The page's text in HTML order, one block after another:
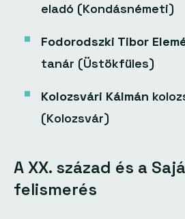
eladó (Kondásnémeti)
Fodorodszki Tibor
tanár (Üstökfüles)
Kolozsvári Kálmán
(Kolozsvár)
A XX. század és a
felismerés